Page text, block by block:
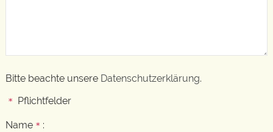
Bitte beachte unsere Datenschutzerklärung.
* Pflichtfelder
Name * :